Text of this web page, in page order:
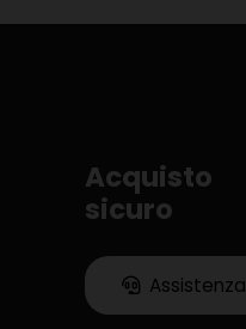
Acquisto
sicuro
Assistenza